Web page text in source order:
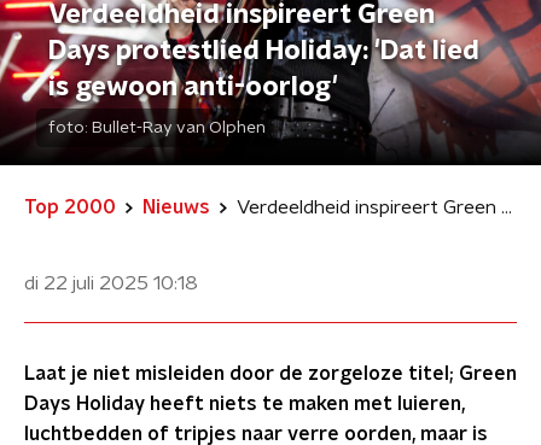
Verdeeldheid inspireert Green
Days protestlied Holiday: 'Dat lied
is gewoon anti-oorlog'
foto: Bullet-Ray van Olphen
Top 2000 Nieuws Verdeeldheid inspireert Green Days protestlied Holiday: 'Dat lied is gewoon anti-oorlog'
di 22 juli 2025 10:18
Laat je niet misleiden door de zorgeloze titel; Green
Days Holiday heeft niets te maken met luieren,
luchtbedden of tripjes naar verre oorden, maar is